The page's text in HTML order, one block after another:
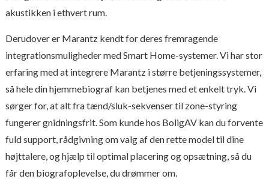
akustikken i ethvert rum.
Derudover er Marantz kendt for deres fremragende
integrationsmuligheder med Smart Home-systemer. Vi har stor
erfaring med at integrere Marantz i større betjeningssystemer,
så hele din hjemmebiograf kan betjenes med et enkelt tryk. Vi
sørger for, at alt fra tænd/sluk-sekvenser til zone-styring
fungerer gnidningsfrit. Som kunde hos BoligAV kan du forvente
fuld support, rådgivning om valg af den rette model til dine
højttalere, og hjælp til optimal placering og opsætning, så du
får den biografoplevelse, du drømmer om.